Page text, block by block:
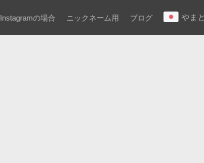
Instagramの場合 ニックネーム用 ブログ やまと